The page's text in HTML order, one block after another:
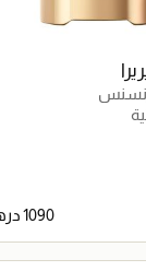
⁦1090⁩ درهم
جاري تحميل التفاصيل